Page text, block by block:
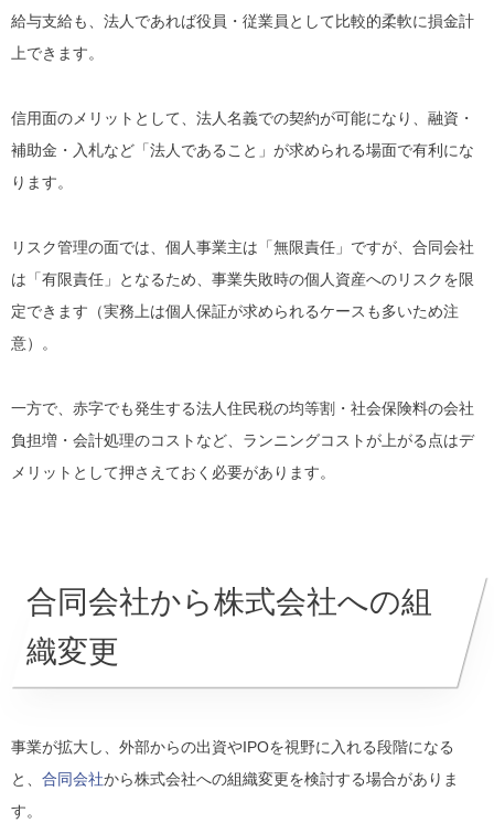
給与支給も、法人であれば役員・従業員として比較的柔軟に損金計
上できます。
信用面のメリットとして、法人名義での契約が可能になり、融資・
補助金・入札など「法人であること」が求められる場面で有利にな
ります。
リスク管理の面では、個人事業主は「無限責任」ですが、合同会社
は「有限責任」となるため、事業失敗時の個人資産へのリスクを限
定できます（実務上は個人保証が求められるケースも多いため注
意）。
一方で、赤字でも発生する法人住民税の均等割・社会保険料の会社
負担増・会計処理のコストなど、ランニングコストが上がる点はデ
メリットとして押さえておく必要があります。
合同会社から株式会社への組
織変更
事業が拡大し、外部からの出資やIPOを視野に入れる段階になる
と、 合同会社から株式会社への組織変更を検討する場合がありま
す。